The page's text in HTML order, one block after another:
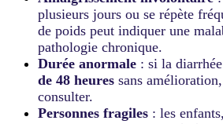
plusieurs jours ou se répète
de poids peut indiquer une
pathologie chronique.
Durée anormale : si la
de 48 heures sans
consulter.
Personnes fragiles : les